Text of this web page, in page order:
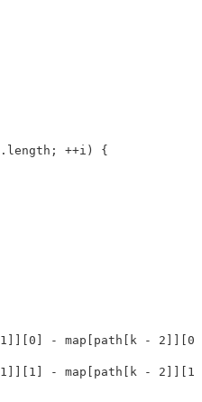
. length ; ++i ) {
1 0 - map path k - 2 0
1 1 - map path k - 2 1